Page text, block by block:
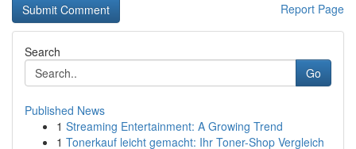
Report Page
Search
Go
Published News
1 Streaming Entertainment: A Growing Trend
1 Tonerkauf leicht gemacht: Ihr Toner-Shop Vergleich